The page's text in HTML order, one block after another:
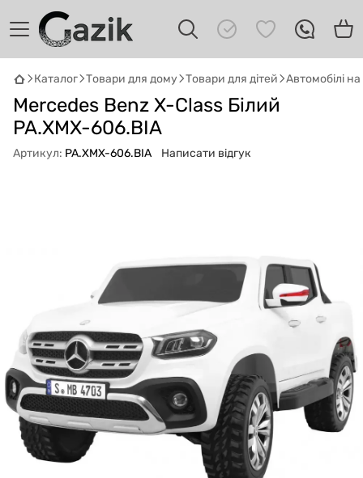
Каталог Товари для дому Товари для дітей Автомобілі
Mercedes Benz X-Class Білий
PA.XMX-606.BIA
Артикул: PA.XMX-606.BIA Написати відгук
GAZIKAI
Привіт! 👋 Я Gazik AI — допоможу